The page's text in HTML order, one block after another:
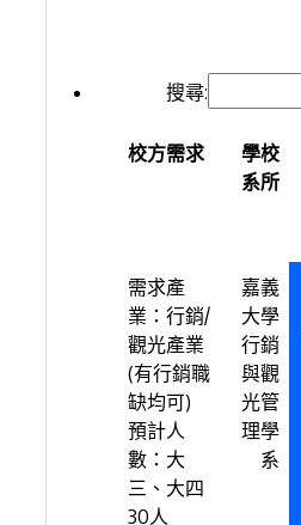
搜尋:
校方需求
學校
系所
需求產
業：行銷/
觀光產業
(有行銷職
缺均可)
預計人
數：大
三、大四
30人
嘉義
大學
行銷
與觀
光管
理學
系